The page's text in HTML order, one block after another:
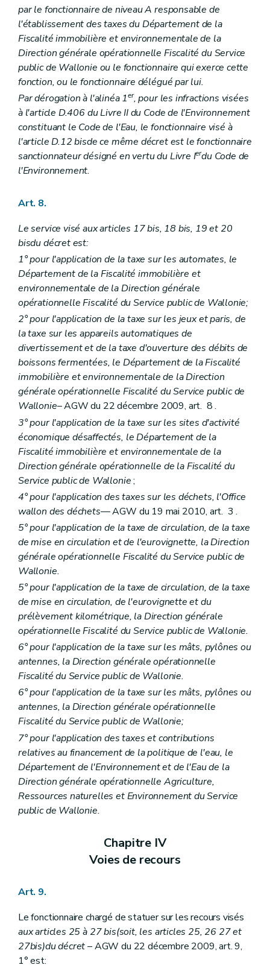
par le fonctionnaire de niveau A responsable de
l'établissement des taxes du Département de la
Fiscalité immobilière et environnementale de la
Direction générale opérationnelle Fiscalité du Service
public de Wallonie ou le fonctionnaire qui exerce cette
fonction, ou le fonctionnaire délégué par lui.
Par dérogation à l'alinéa 1er, pour les infractions visées
à l'article D.406 du Livre II du Code de l'Environnement
constituant le Code de l'Eau, le fonctionnaire visé à
l'article D.12bisde ce même décret est le fonctionnaire
sanctionnateur désigné en vertu du Livre Ierdu Code de
l'Environnement.
Art. 8.
Le service visé aux articles 17bis, 18bis, 19 et 20
bisdu décret est:
1° pour l'application de la taxe sur les automates, le
Département de la Fiscalité immobilière et
environnementale de la Direction générale
opérationnelle Fiscalité du Service public de Wallonie;
2° pour l'application de la taxe sur les jeux et paris, de
la taxe sur les appareils automatiques de
divertissement et de la taxe d'ouverture des débits de
boissons fermentées, le Département de la Fiscalité
immobilière et environnementale de la Direction
générale opérationnelle Fiscalité du Service public de
Wallonie– AGW du 22 décembre 2009, art. 8 .
3° pour l'application de la taxe sur les sites d'activité
économique désaffectés, le Département de la
Fiscalité immobilière et environnementale de la
Direction générale opérationnelle de la Fiscalité du
Service public de Wallonie;
4° pour l'application des taxes sur les déchets, l'Office
wallon des déchets— AGW du 19 mai 2010, art. 3 .
5° pour l'application de la taxe de circulation, de la taxe
de mise en circulation et de l'eurovignette, la Direction
générale opérationnelle Fiscalité du Service public de
Wallonie.
5° pour l'application de la taxe de circulation, de la taxe
de mise en circulation, de l'eurovignette et du
prélèvement kilométrique, la Direction générale
opérationnelle Fiscalité du Service public de Wallonie.
6° pour l'application de la taxe sur les mâts, pylônes ou
antennes, la Direction générale opérationnelle
Fiscalité du Service public de Wallonie.
6° pour l'application de la taxe sur les mâts, pylônes ou
antennes, la Direction générale opérationnelle
Fiscalité du Service public de Wallonie;
7° pour l'application des taxes et contributions
relatives au financement de la politique de l'eau, le
Département de l'Environnement et de l'Eau de la
Direction générale opérationnelle Agriculture,
Ressources naturelles et Environnement du Service
public de Wallonie.
Chapitre IV
Voies de recours
Art. 9.
Le fonctionnaire chargé de statuer sur les recours visés
aux articles 25 à 27bis(soit, les articles 25, 26 27 et
27bis)du décret– AGW du 22 décembre 2009, art. 9,
1° est: